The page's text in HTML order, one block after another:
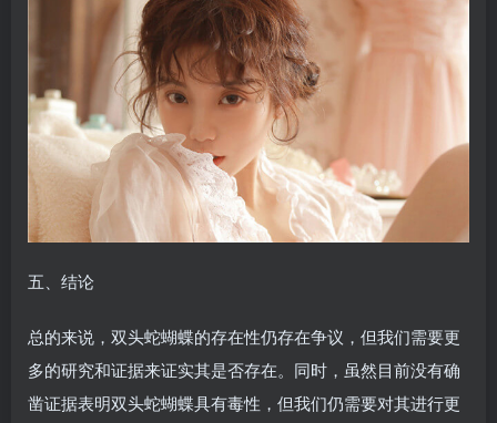
五、结论
总的来说，双头蛇蝴蝶的存在性仍存在争议，但我们需要更
多的研究和证据来证实其是否存在。同时，虽然目前没有确
凿证据表明双头蛇蝴蝶具有毒性，但我们仍需要对其进行更